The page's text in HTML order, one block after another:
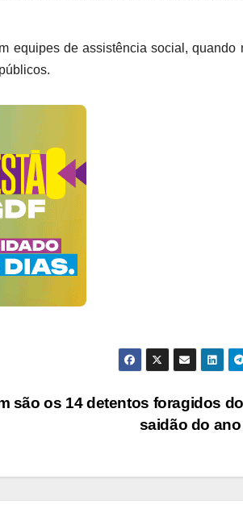
equipes de assistência social, quando
são os 14 detentos foragidos
saidão do